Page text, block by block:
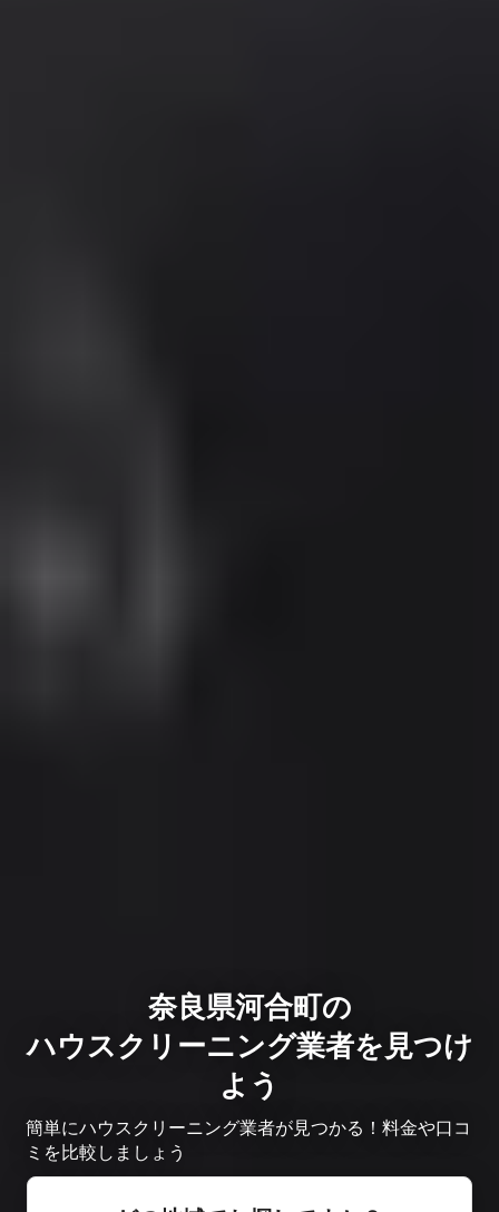
奈良県河合町の
ハウスクリーニング業者を見つけ
よう
簡単にハウスクリーニング業者が見つかる！料金や口コ
ミを比較しましょう